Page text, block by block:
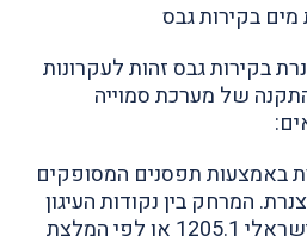
בקירות גבס
בקירות גבס זהות לעקרונות
של מערכת סמוייה
באמצעות תפסנים המסופקים
המרחק בין נקודות העיגון
יהיה לפי התקן הישראלי 1205.1 או לפי המלצת